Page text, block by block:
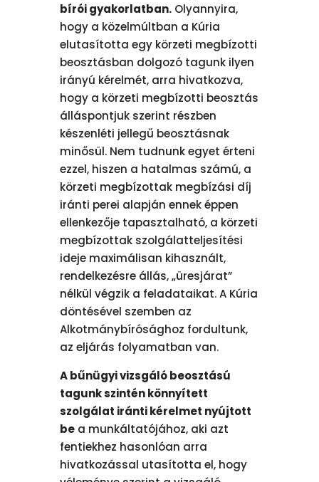
bírói gyakorlatban. Olyannyira,
hogy a közelmúltban a Kúria
elutasította egy körzeti megbízotti
beosztásban dolgozó tagunk ilyen
irányú kérelmét, arra hivatkozva,
hogy a körzeti megbízotti beosztás
álláspontjuk szerint részben
készenléti jellegű beosztásnak
minősül. Nem tudnunk egyet érteni
ezzel, hiszen a hatalmas számú, a
körzeti megbízottak megbízási díj
iránti perei alapján ennek éppen
ellenkezője tapasztalható, a körzeti
megbízottak szolgálatteljesítési
ideje maximálisan kihasznált,
rendelkezésre állás, „üresjárat”
nélkül végzik a feladataikat. A Kúria
döntésével szemben az
Alkotmánybírósághoz fordultunk,
az eljárás folyamatban van.
A bűnügyi vizsgáló beosztású
tagunk szintén könnyített
szolgálat iránti kérelmet nyújtott
be a munkáltatójához, aki azt
fentiekhez hasonlóan arra
hivatkozással utasította el, hogy